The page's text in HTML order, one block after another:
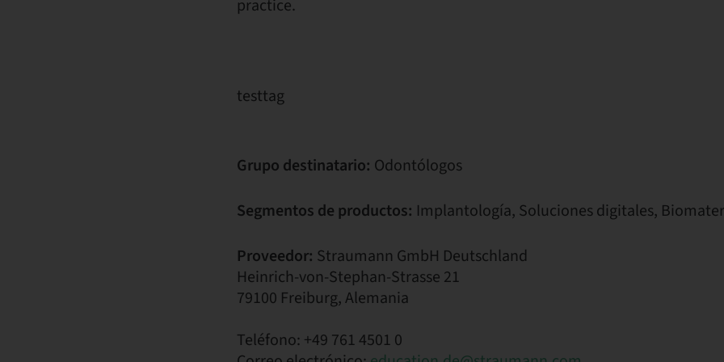
practice.
testtag
Grupo destinatario: Odontólogos
Segmentos de productos: Implantología, Soluciones digitales,
Proveedor: Straumann GmbH Deutschland
Heinrich-von-Stephan-Strasse 21
79100 Freiburg, Alemania
Teléfono: +49 761 4501 0